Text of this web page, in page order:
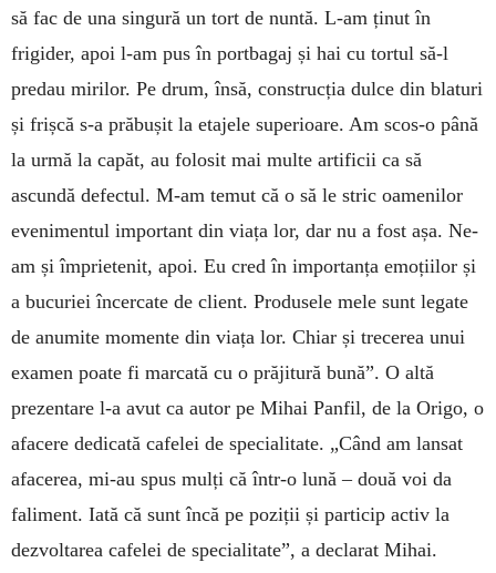
să fac de una singură un tort de nuntă. L-am ținut în
frigider, apoi l-am pus în port­bagaj și hai cu tortul să-l
predau mirilor. Pe drum, însă, construcția dulce din blaturi
și frișcă s-a prăbușit la etajele superioare. Am scos-o până
la urmă la capăt, au folosit mai multe artificii ca să
ascundă defectul. M-am temut că o să le stric oamenilor
evenimentul important din viața lor, dar nu a fost așa. Ne-
am și împrietenit, apoi. Eu cred în importanța emoțiilor și
a bucuriei încercate de client. Produsele mele sunt legate
de anumite momente din viața lor. Chiar și trecerea unui
examen poate fi marcată cu o prăjitură bună”. O altă
prezentare l-a avut ca autor pe Mihai Panfil, de la Origo, o
afacere dedicată cafelei de specialitate. „Când am lansat
afacerea, mi-au spus mulți că într-o lună – două voi da
faliment. Iată că sunt încă pe poziții și particip activ la
dezvoltarea cafelei de specialitate”, a declarat Mihai.